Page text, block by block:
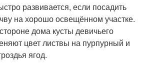
развивается, если посадить
на хорошо освещённом участке.
дома кусты девичьего
цвет листвы на пурпурный и
ягод.